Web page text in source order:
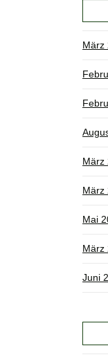
März
März
März
Mai
März
Juni